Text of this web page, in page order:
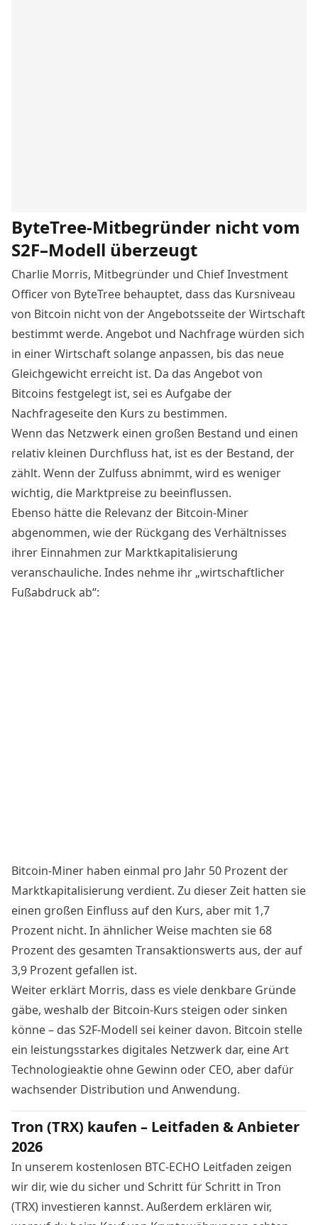
ByteTree-Mitbegründer nicht vom
S2F–Modell überzeugt
Charlie Morris, Mitbegründer und Chief Investment
Officer von ByteTree behauptet, dass das Kursniveau
von Bitcoin nicht von der Angebotsseite der Wirtschaft
bestimmt werde. Angebot und Nachfrage würden sich
in einer Wirtschaft solange anpassen, bis das neue
Gleichgewicht erreicht ist. Da das Angebot von
Bitcoins festgelegt ist, sei es Aufgabe der
Nachfrageseite den Kurs zu bestimmen.
Wenn das Netzwerk einen großen Bestand und einen
relativ kleinen Durchfluss hat, ist es der Bestand, der
zählt. Wenn der Zulfuss abnimmt, wird es weniger
wichtig, die Marktpreise zu beeinflussen.
Ebenso hätte die Relevanz der Bitcoin-Miner
abgenommen, wie der Rückgang des Verhältnisses
ihrer Einnahmen zur Marktkapitalisierung
veranschauliche. Indes nehme ihr „wirtschaftlicher
Fußabdruck ab“:
Bitcoin-Miner haben einmal pro Jahr 50 Prozent der
Marktkapitalisierung verdient. Zu dieser Zeit hatten sie
einen großen Einfluss auf den Kurs, aber mit 1,7
Prozent nicht. In ähnlicher Weise machten sie 68
Prozent des gesamten Transaktionswerts aus, der auf
3,9 Prozent gefallen ist.
Weiter erklärt Morris, dass es viele denkbare Gründe
gäbe, weshalb der Bitcoin-Kurs steigen oder sinken
könne – das S2F-Modell sei keiner davon. Bitcoin stelle
ein leistungsstarkes digitales Netzwerk dar, eine Art
Technologieaktie ohne Gewinn oder CEO, aber dafür
wachsender Distribution und Anwendung.
Tron (TRX) kaufen – Leitfaden & Anbieter
2026
In unserem kostenlosen BTC-ECHO Leitfaden zeigen
wir dir, wie du sicher und Schritt für Schritt in Tron
(TRX) investieren kannst. Außerdem erklären wir,